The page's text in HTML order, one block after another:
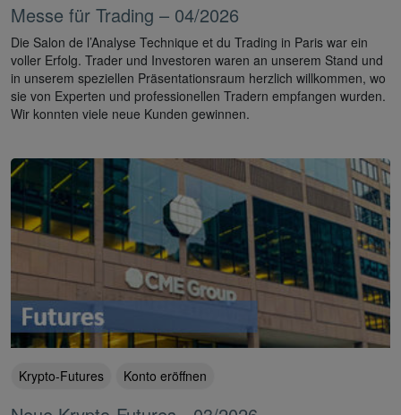
Messe für Trading – 04/2026
Die Salon de l’Analyse Technique et du Trading in Paris war ein
voller Erfolg. Trader und Investoren waren an unserem Stand und
in unserem speziellen Präsentationsraum herzlich willkommen, wo
sie von Experten und professionellen Tradern empfangen wurden.
Wir konnten viele neue Kunden gewinnen.
Krypto-Futures Konto eröffnen